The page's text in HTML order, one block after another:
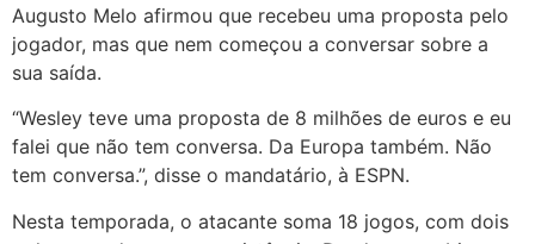
Augusto Melo afirmou que recebeu uma proposta pelo
jogador, mas que nem começou a conversar sobre a
sua saída.
“Wesley teve uma proposta de 8 milhões de euros e eu
falei que não tem conversa. Da Europa também. Não
tem conversa.”, disse o mandatário, à ESPN.
Nesta temporada, o atacante soma 18 jogos, com dois